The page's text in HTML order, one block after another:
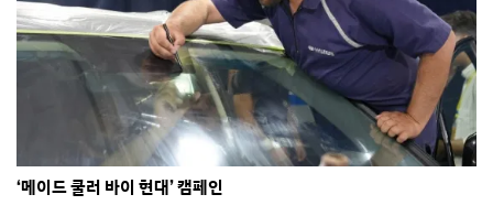
‘메이드 쿨러 바이 현대’ 캠페인